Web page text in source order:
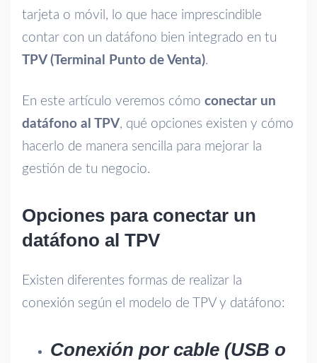
tarjeta o móvil, lo que hace imprescindible
contar con un datáfono bien integrado en tu
TPV (Terminal Punto de Venta).
En este artículo veremos cómo conectar un
datáfono al TPV, qué opciones existen y cómo
hacerlo de manera sencilla para mejorar la
gestión de tu negocio.
Opciones para conectar un
datáfono al TPV
Existen diferentes formas de realizar la
conexión según el modelo de TPV y datáfono:
Conexión por cable (USB o